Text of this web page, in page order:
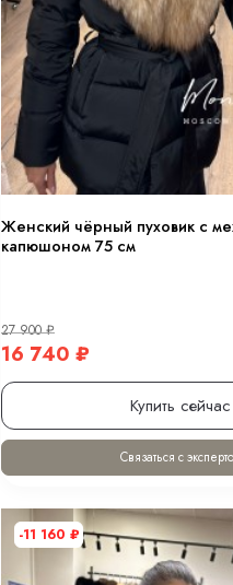
Женский чёрный пуховик с
капюшоном 75 см
27 900₽
16 740 ₽
Купить сейчас
Связаться с
-11 160 ₽